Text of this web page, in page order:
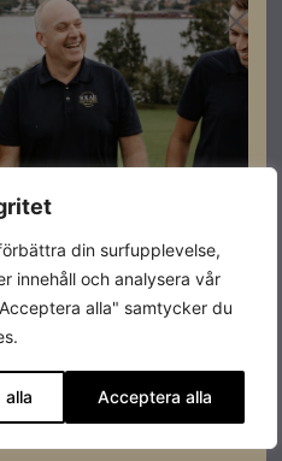
din surfupplevelse,
innehåll och analysera vår
alla" samtycker du
alla Acceptera alla